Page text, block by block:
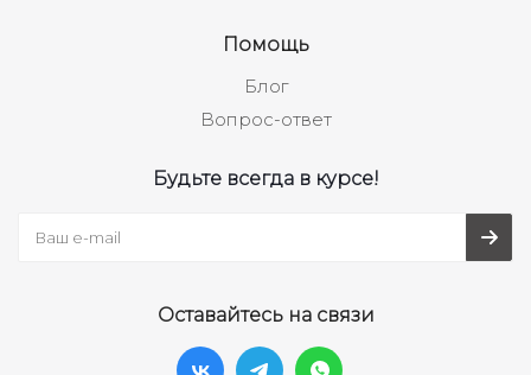
Помощь
Блог
Вопрос-ответ
Будьте всегда в курсе!
Оставайтесь на связи